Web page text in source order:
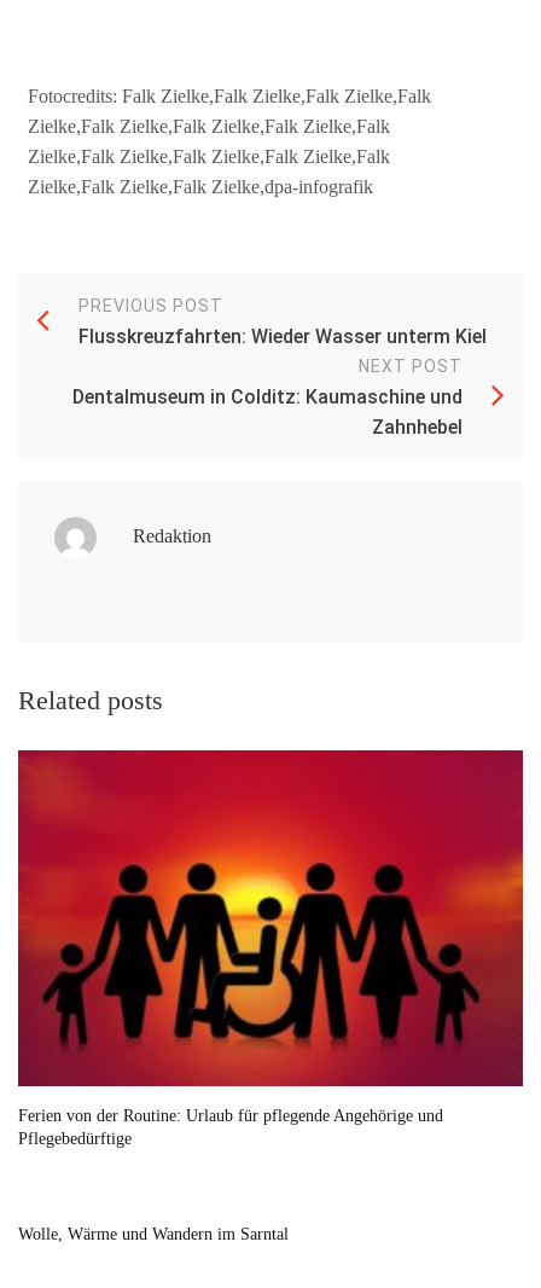
Fotocredits: Falk Zielke,Falk Zielke,Falk Zielke,Falk
Zielke,Falk Zielke,Falk Zielke,Falk Zielke,Falk
Zielke,Falk Zielke,Falk Zielke,Falk Zielke,Falk
Zielke,Falk Zielke,Falk Zielke,dpa-infografik
PREVIOUS POST
Flusskreuzfahrten: Wieder Wasser unterm Kiel
NEXT POST
Dentalmuseum in Colditz: Kaumaschine und
Zahnhebel
Redaktion
Related posts
Ferien von der Routine: Urlaub für pflegende Angehörige und
Pflegebedürftige
Wolle, Wärme und Wandern im Sarntal